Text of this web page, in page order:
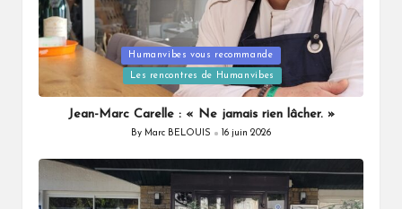
Posted
Humanvibes vous recommande
Les rencontres de Humanvibes
Jean-Marc Carelle : « Ne jamais rien lâcher. »
Posted
By Marc BELOUIS 16 juin 2026